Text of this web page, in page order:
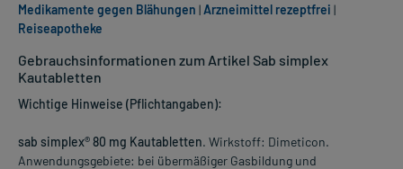
Gebrauchsinformationen zum Artikel Sab simplex
Kautabletten
Wichtige Hinweise (Pflichtangaben):
sab simplex® 80 mg Kautabletten. Wirkstoff: Dimeticon.
Anwendungsgebiete: bei übermäßiger Gasbildung und
Medikamente gegen Blähungen |Arzneimittel rezeptfrei |
Reiseapotheke